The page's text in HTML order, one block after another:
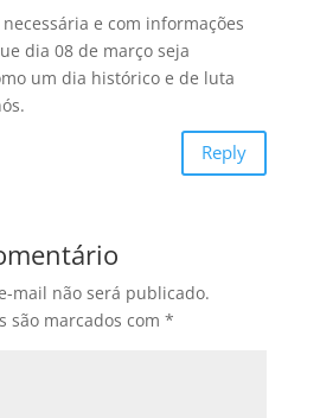
e com informações
dia 08 de março seja
um dia histórico e de luta
Reply
mail não será publicado.
são marcados com *